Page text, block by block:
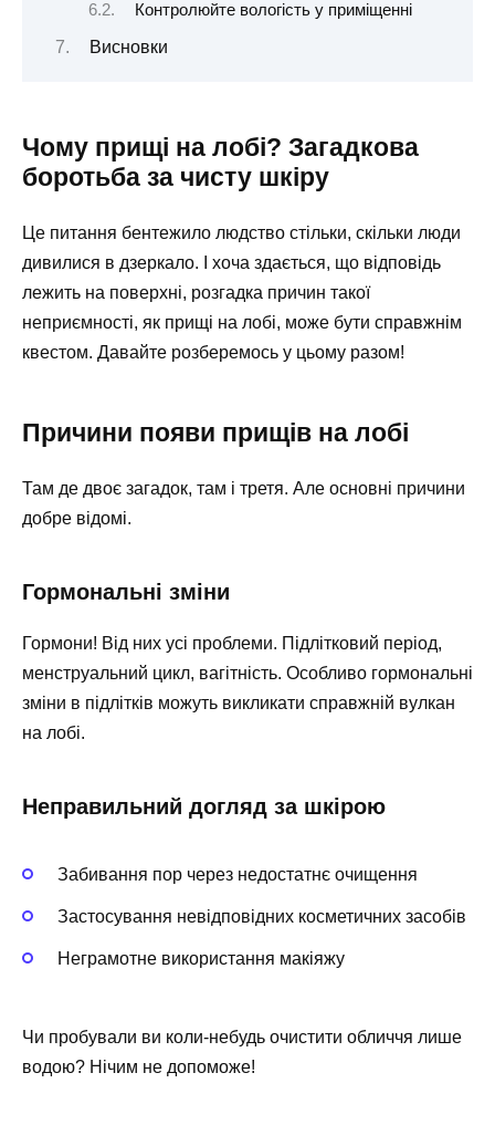
Контролюйте вологість у приміщенні
Висновки
Чому прищі на лобі? Загадкова
боротьба за чисту шкіру
Це питання бентежило людство стільки, скільки люди
дивилися в дзеркало. І хоча здається, що відповідь
лежить на поверхні, розгадка причин такої
неприємності, як прищі на лобі, може бути справжнім
квестом. Давайте розберемось у цьому разом!
Причини появи прищів на лобі
Там де двоє загадок, там і третя. Але основні причини
добре відомі.
Гормональні зміни
Гормони! Від них усі проблеми. Підлітковий період,
менструальний цикл, вагітність. Особливо гормональні
зміни в підлітків можуть викликати справжній вулкан
на лобі.
Неправильний догляд за шкірою
Забивання пор через недостатнє очищення
Застосування невідповідних косметичних засобів
Неграмотне використання макіяжу
Чи пробували ви коли-небудь очистити обличчя лише
водою? Нічим не допоможе!